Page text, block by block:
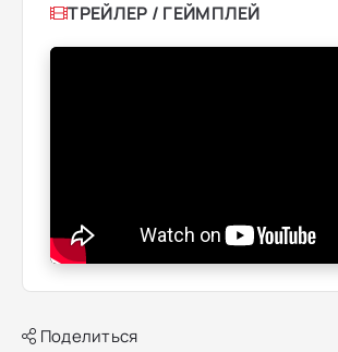
ТРЕЙЛЕР / ГЕЙМПЛЕЙ
Поделиться